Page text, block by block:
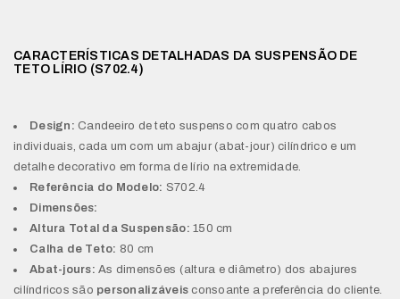
CARACTERÍSTICAS DETALHADAS DA SUSPENSÃO DE
TETO LÍRIO (S702.4)
Design: Candeeiro de teto suspenso com quatro cabos
individuais, cada um com um abajur (abat-jour) cilíndrico e um
detalhe decorativo em forma de lírio na extremidade.
Referência do Modelo: S702.4
Dimensões:
Altura Total da Suspensão: 150 cm
Calha de Teto: 80 cm
Abat-jours: As dimensões (altura e diâmetro) dos abajures
cilíndricos são personalizáveis consoante a preferência do cliente.